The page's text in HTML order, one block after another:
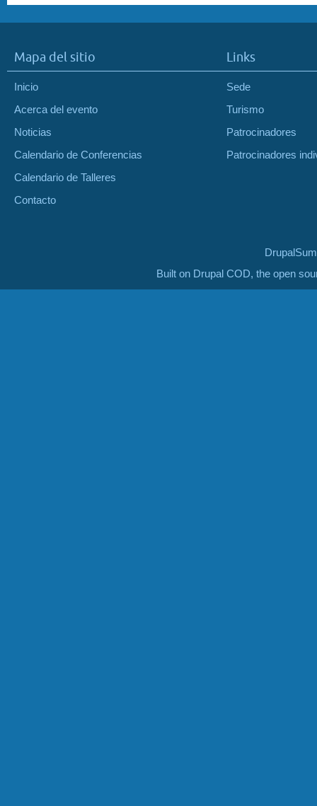
Mapa del sitio
Inicio
Acerca del evento
Noticias
Calendario de Conferencias
Calendario de Talleres
Contacto
Links
Sede
Turismo
Patrocinadores
Patrocinadores
Built on Drupal COD, the open